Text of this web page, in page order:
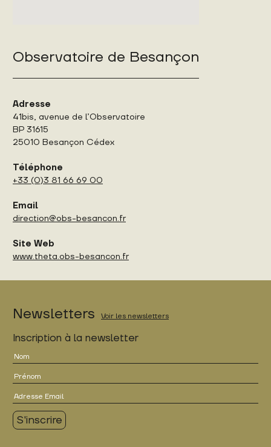
Observatoire de Besançon
Adresse
41bis, avenue de l’Observatoire
BP 31615
25010 Besançon Cédex
Téléphone
+33 (0)3 81 66 69 00
Email
direction@obs-besancon.fr
Site Web
www.theta.obs-besancon.fr
Newsletters Voir les newsletters
Inscription à la newsletter